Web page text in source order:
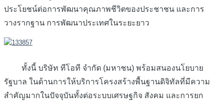
ประโยชน์ต่อการพัฒนาคุณภาพชีวิตของประชาชน และการ
วางรากฐาน การพัฒนาประเทศในระยะยาว
ทั้งนี้ บริษัท ทีโอที จำกัด (มหาชน) พร้อมสนองนโยบาย
รัฐบาล ในด้านการให้บริการโครงสร้างพื้นฐานดิจิทัลที่มีความ
สำคัญมากในปัจจุบันทั้งต่อระบบเศรษฐกิจ สังคม และการยก